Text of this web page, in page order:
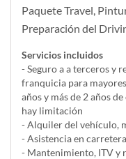
Paquete Travel,
Preparación del
Servicios incluidos
- Seguro a a terceros y
franquicia para
años y más de 2 años
hay limitación
- Alquiler del vehí­culo,
- Asistencia en
- Mantenimiento, ITV y